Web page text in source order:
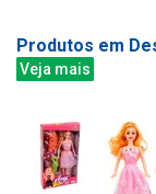
Produtos em
Veja mais